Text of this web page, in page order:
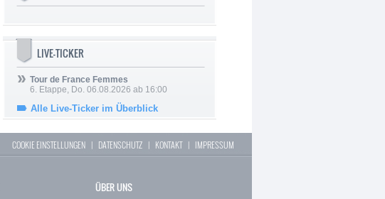
LIVE-TICKER
Tour de France Femmes
6. Etappe, Do. 06.08.2026 ab 16:00
Alle Live-Ticker im Überblick
COOKIE EINSTELLUNGEN | DATENSCHUTZ | KONTAKT| IMPRESSUM
ÜBER UNS